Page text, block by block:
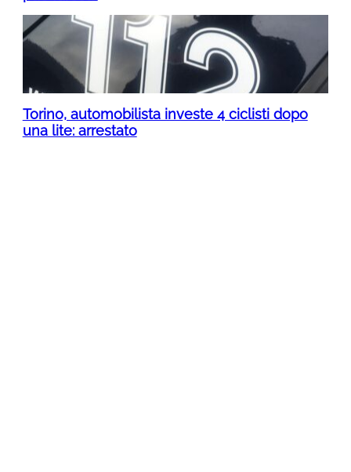
Torino, automobilista investe 4 ciclisti dopo
una lite: arrestato